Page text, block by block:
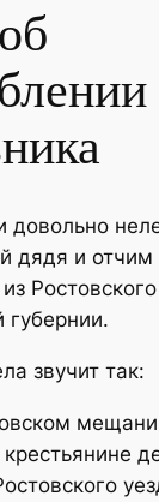
довольно
дядя и
губернии.
звучит так: